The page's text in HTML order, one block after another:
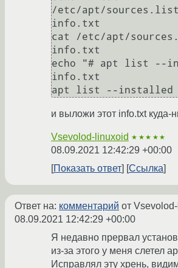
/etc/apt/
info.txt
cat /etc/apt/
info.txt
echo "# apt list --
info.txt
apt list --installed
и выложи этот info.txt куда-
Vsevolod-linuxoid ★★★★★
08.09.2021 12:42:29 +00:00
Показать ответ
Ссылка
Ответ на: комментарий от
08.09.2021 12:42:29 +00:00
Я недавно прервал
из-за этого у меня слетел
Исправлял эту хрень,